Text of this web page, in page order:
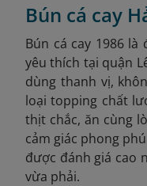
Bún cá cay
Bún cá cay 1986
yêu thích tại quận
dùng thanh vị,
loại topping chất
thịt chắc, ăn cùng
cảm giác phong
được đánh giá cao
vừa phải.